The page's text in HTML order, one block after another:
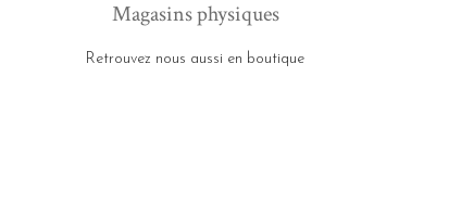
Magasins physiques
Retrouvez nous aussi en boutique